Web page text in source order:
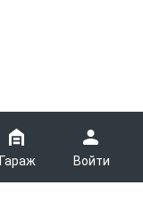
Гараж Войти